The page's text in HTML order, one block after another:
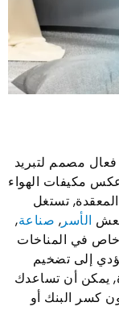
مصمم لتبريد
مكيفات الهواء
المعقدة, تستغل
الأسر, صناعة,
خاص في المناخات
إلى تضخيم
يمكن أن تساعدك
كسر البنك أو